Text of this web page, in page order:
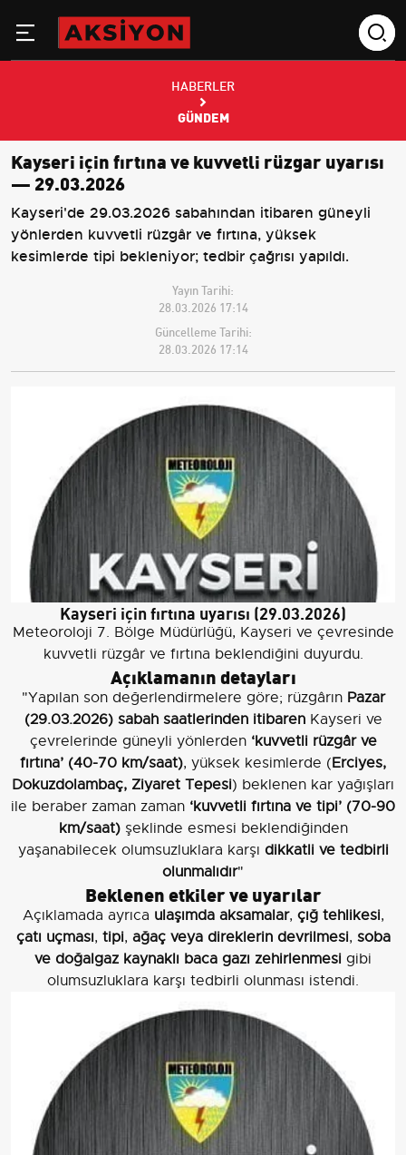
HABERLER
GÜNDEM
Kayseri için fırtına ve kuvvetli rüzgar uyarısı
— 29.03.2026
Kayseri'de 29.03.2026 sabahından itibaren güneyli
yönlerden kuvvetli rüzgâr ve fırtına, yüksek
kesimlerde tipi bekleniyor; tedbir çağrısı yapıldı.
Yayın Tarihi:
28.03.2026 17:14
Güncelleme Tarihi:
28.03.2026 17:14
Kayseri için fırtına uyarısı (29.03.2026)
Meteoroloji 7. Bölge Müdürlüğü, Kayseri ve çevresinde
kuvvetli rüzgâr ve fırtına beklendiğini duyurdu.
Açıklamanın detayları
"Yapılan son değerlendirmelere göre; rüzgârın Pazar
(29.03.2026) sabah saatlerinden itibarenKayseri ve
çevrelerinde güneyli yönlerden ‘kuvvetli rüzgâr ve
fırtına’ (40-70 km/saat), yüksek kesimlerde (Erciyes,
Dokuzdolambaç, Ziyaret Tepesi) beklenen kar yağışları
ile beraber zaman zaman ‘kuvvetli fırtına ve tipi’ (70-90
km/saat)şeklinde esmesi beklendiğinden
yaşanabilecek olumsuzluklara karşı dikkatli ve tedbirli
olunmalıdır"
Beklenen etkiler ve uyarılar
Açıklamada ayrıca ulaşımda aksamalar, çığ tehlikesi,
çatı uçması, tipi, ağaç veya direklerin devrilmesi, soba
ve doğalgaz kaynaklı baca gazı zehirlenmesi gibi
olumsuzluklara karşı tedbirli olunması istendi.